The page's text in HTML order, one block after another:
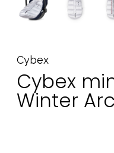
Cybex
Cybex
Winter